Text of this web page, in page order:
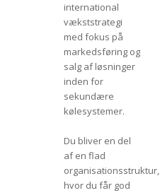
international
vækststrategi
med fokus på
markedsføring og
salg af løsninger
inden for
sekundære
kølesystemer.
Du bliver en del
af en flad
organisationsstruktur,
hvor du får god